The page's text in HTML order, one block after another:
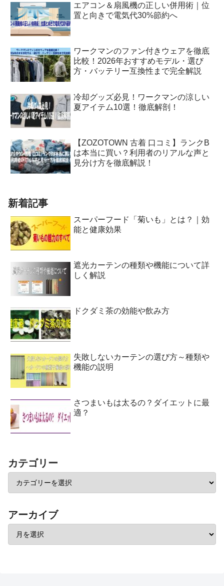
エアコン＆扇風機の正しい併用術｜位
置と向きで電気代30%節約へ
ワークマンのファン付きウェアを徹底
比較！2026年おすすめモデル・選び
方・バッテリー互換性まで完全解説
冷却グッズ必見！ワークマンの涼しい
夏アイテム10選！徹底解剖！
【ZOZOTOWN 古着 口コミ】ランクB
は本当に買い？利用者のリアルな声と
見分け方を徹底解説！
新着記事
スーパーフード「菊いも」とは？｜効
能と健康効果
遮光カーテンの種類や機能について詳
しく解説
ドクダミ茶の効能や飲み方
失敗しないカーテンの選び方～種類や
機能の説明
さつまいもは太るの？ダイエットに最
適？
カテゴリー
アーカイブ